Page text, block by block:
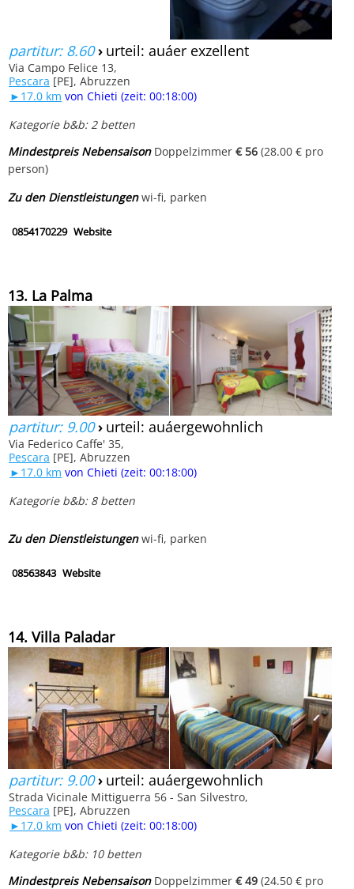
partitur: 8.60› urteil: auáer exzellent
Via Campo Felice 13,
Pescara [PE], Abruzzen
►17.0 km von Chieti (zeit: 00:18:00)
Kategorie b&b: 2 betten
Mindestpreis NebensaisonDoppelzimmer€ 56 (28.00 € pro
person)
Zu den Dienstleistungenwi-fi, parken
0854170229 Website
13. La Palma
partitur: 9.00› urteil: auáergewohnlich
Via Federico Caffe' 35,
Pescara [PE], Abruzzen
►17.0 km von Chieti (zeit: 00:18:00)
Kategorie b&b: 8 betten
Zu den Dienstleistungenwi-fi, parken
08563843 Website
14. Villa Paladar
partitur: 9.00› urteil: auáergewohnlich
Strada Vicinale Mittiguerra 56 - San Silvestro,
Pescara [PE], Abruzzen
►17.0 km von Chieti (zeit: 00:18:00)
Kategorie b&b: 10 betten
Mindestpreis NebensaisonDoppelzimmer€ 49 (24.50 € pro